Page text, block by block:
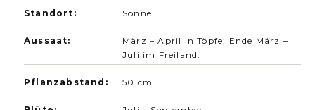
Standort: Sonne
Aussaat:
März – April in Töpfe; Ende März –
Juli im Freiland.
Pflanzabstand: 50 cm